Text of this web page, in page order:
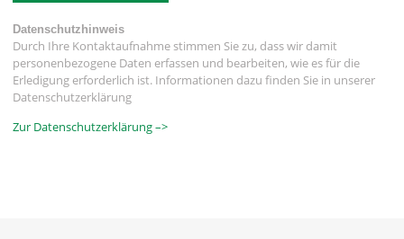
Datenschutzhinweis
Durch Ihre Kontaktaufnahme stimmen Sie zu, dass wir damit
personenbezogene Daten erfassen und bearbeiten, wie es für die
Erledigung erforderlich ist. Informationen dazu finden Sie in unserer
Datenschutzerklärung
Zur Datenschutzerklärung –>